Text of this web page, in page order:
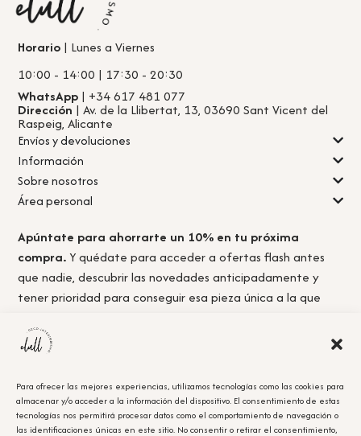
Para ofrecer las mejores experiencias, utilizamos tecnologías como las cookies para
almacenar y/o acceder a la información del dispositivo. El consentimiento de estas
tecnologías nos permitirá procesar datos como el comportamiento de navegación o
las identificaciones únicas en este sitio. No consentir o retirar el consentimiento,
Horario | Lunes a Viernes
10:00 - 14:00 | 17:30 - 20:30
WhatsApp | +34 617 481 077
Dirección | Av. de la Llibertat, 13, 03690 Sant Vicent del
Raspeig, Alicante
Envíos y devoluciones
Información
Sobre nosotros
Área personal
Apúntate para ahorrarte un 10% en tu próxima
compra.Y quédate para acceder a ofertas flash antes
que nadie, descubrir las novedades anticipadamente y
tener prioridad para conseguir esa pieza única a la que
Acepto lapolítica de privacidad.